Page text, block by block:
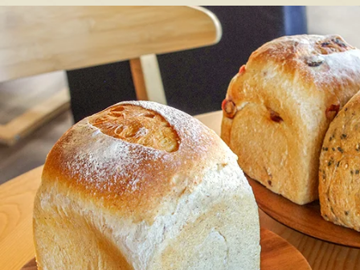
す。念願の自分のお店を出す際は、
したパンを作ろうと決めていました
語る。キタノカオリ100％の食パン
味を活かしたパンが自慢だ。「親子
客さんもいらっしゃいます。やさし
ので、幅広い年代の方に食べてもら
笑顔を浮かべる。